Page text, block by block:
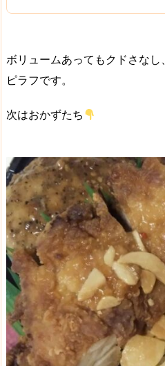
ボリュームあってもクドさなし、
ピラフです。
次はおかずたち